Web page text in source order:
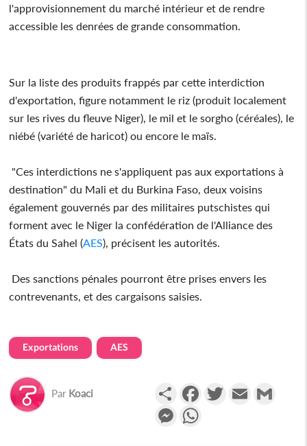
l'approvisionnement du marché intérieur et de rendre
accessible les denrées de grande consommation.
Sur la liste des produits frappés par cette interdiction
d'exportation, figure notamment le riz (produit localement
sur les rives du fleuve Niger), le mil et le sorgho (céréales), le
niébé (variété de haricot) ou encore le maïs.
"Ces interdictions ne s'appliquent pas aux exportations à
destination" du Mali et du Burkina Faso, deux voisins
également gouvernés par des militaires putschistes qui
forment avec le Niger la confédération de l'Alliance des
États du Sahel (AES), précisent les autorités.
Des sanctions pénales pourront être prises envers les
contrevenants, et des cargaisons saisies.
Exportations AES
Par Koaci PartagerFacebookTwitterEmail
Messenger